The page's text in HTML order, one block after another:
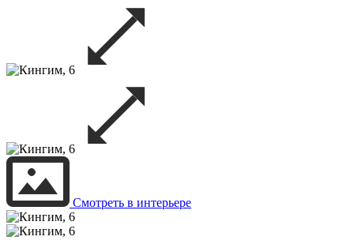
Смотреть в интерьере